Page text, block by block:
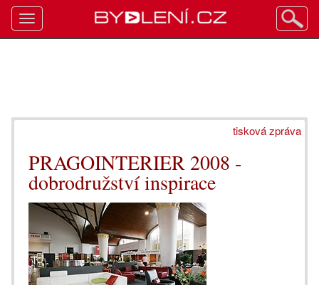
tisková zpráva
PRAGOINTERIER 2008 -
dobrodružství inspirace
Toggle
navigation